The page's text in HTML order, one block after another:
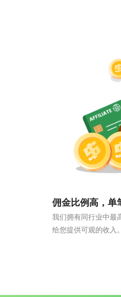
佣金比例高，单
我们拥有同行业中最
给您提供可观的收入。